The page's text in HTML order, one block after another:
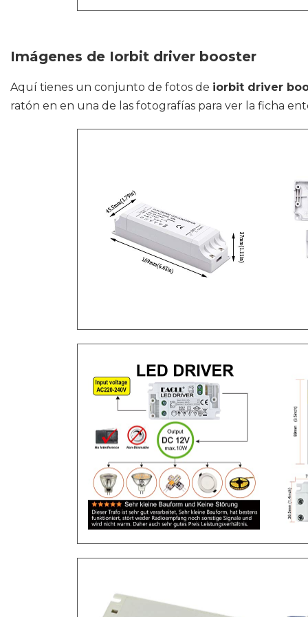
Imágenes de Iorbit driver booster
Aquí tienes un conjunto de fotos de iorbit driver
ratón en en una de las fotografías para ver la ficha